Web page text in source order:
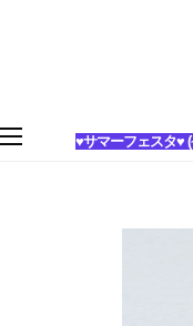
♥サマーフェスタ♥